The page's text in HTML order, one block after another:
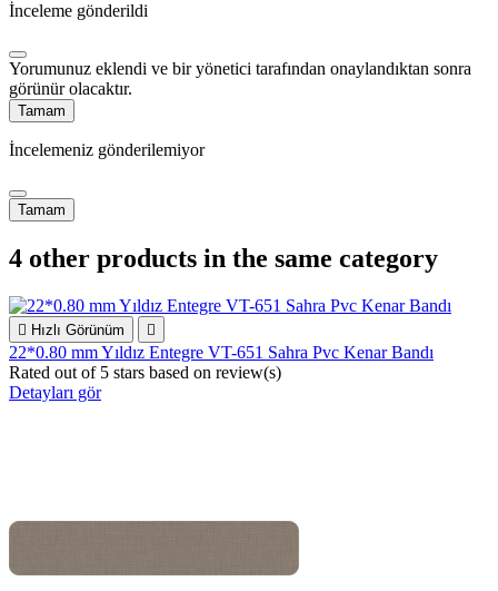
İnceleme gönderildi
Yorumunuz eklendi ve bir yönetici tarafından onaylandıktan sonra
görünür olacaktır.
Tamam
İncelemeniz gönderilemiyor
Tamam
4 other products in the same category
 Hızlı Görünüm 
22*0.80 mm Yıldız Entegre VT-651 Sahra Pvc Kenar Bandı
Rated out of 5 stars based on review(s)
Detayları gör